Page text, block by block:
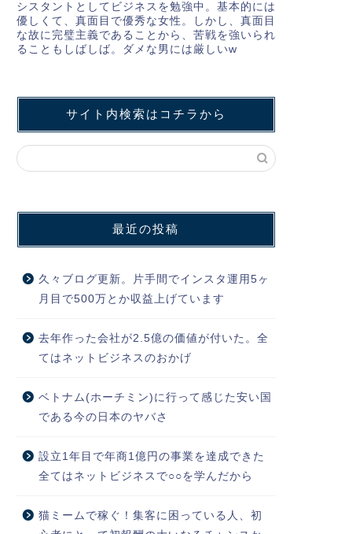
シスタントとしてビジネスを勉強中。基本的には
優しくて、真面目で優秀な女性。しかし、真面目
な故に完璧主義であることから、苦戦を強いられ
ることもしばしば。ダメな男には厳しいw
サイト内検索はコチラから
最近の投稿
久々ブログ更新。片手間でインスタ運用5ヶ
月目で500万とか収益上げています
去年作った会社が2.5億の価値が付いた。全
てはネットビジネスのおかげ
ベトナム(ホーチミン)に行って感じた安い国
である今の日本のヤバさ
設立1年目で年商1億円の事業を達成できた
全てはネットビジネスで○○を学んだから
猫ミームで稼ぐ！集客に困っている人、初